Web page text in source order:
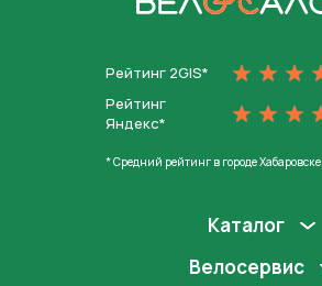
Рейтинг 2GIS*
Рейтинг
Яндекс*
* Средний рейтинг в городе Хабаровске
Каталог
Велосервис